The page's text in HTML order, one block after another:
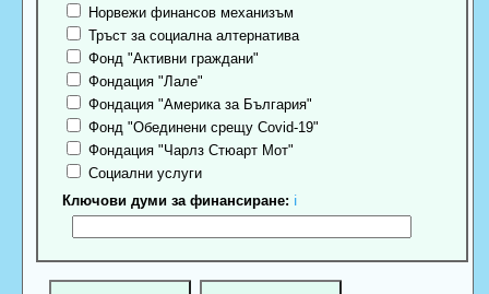
Норвежи финансов механизъм
Тръст за социална алтернатива
Фонд "Активни граждани"
Фондация "Лале"
Фондация "Америка за България"
Фонд "Обединени срещу Covid-19"
Фондация "Чарлз Стюарт Мот"
Социални услуги
Ключови думи за финансиране: ℹ